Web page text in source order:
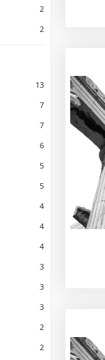
2
2
13
7
7
6
5
5
4
4
4
3
3
3
2
2